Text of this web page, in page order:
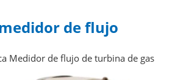
de flujo
Medidor de flujo de turbina de gas